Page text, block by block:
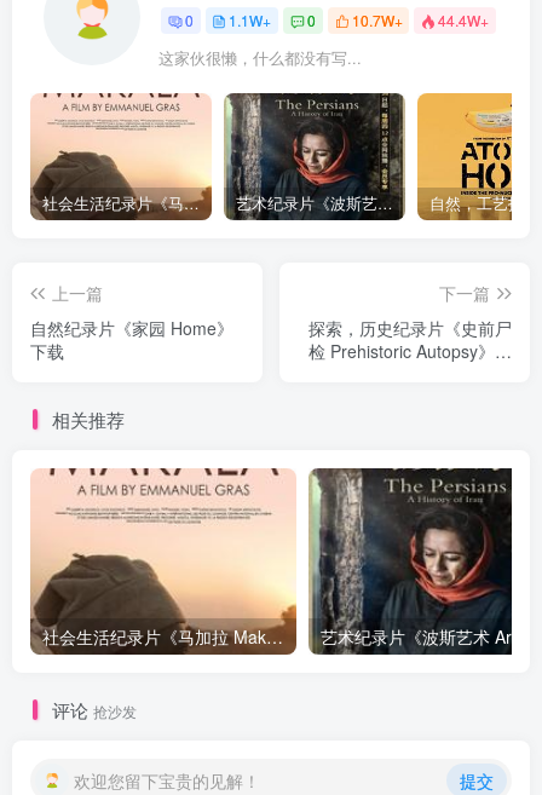
0 1.1W+ 0 10.7W+ 44.4W+
这家伙很懒，什么都没有写...
社会生活纪录片《马加拉 Makala》下载 艺术纪录片《波斯艺术 Art of Persia》下载
上一篇
自然纪录片《家园 Home》
下载
下一篇
探索，历史纪录片《史前尸
检 Prehistoric Autopsy》下
相关推荐
社会生活纪录片《马加拉 Makala》下载
评论 抢沙发
欢迎您留下宝贵的见解！ 提交